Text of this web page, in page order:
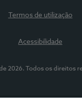
Termos de utilização
Acessibilidade
2026. Todos os direitos